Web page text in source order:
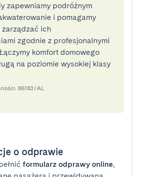
zapewniamy podróżnym
i pomagamy
ich
zgodnie z profesjonalnymi
komfort domowego
na poziomie wysokiej klasy
86182/AL
o odprawie
formularz odprawy online,